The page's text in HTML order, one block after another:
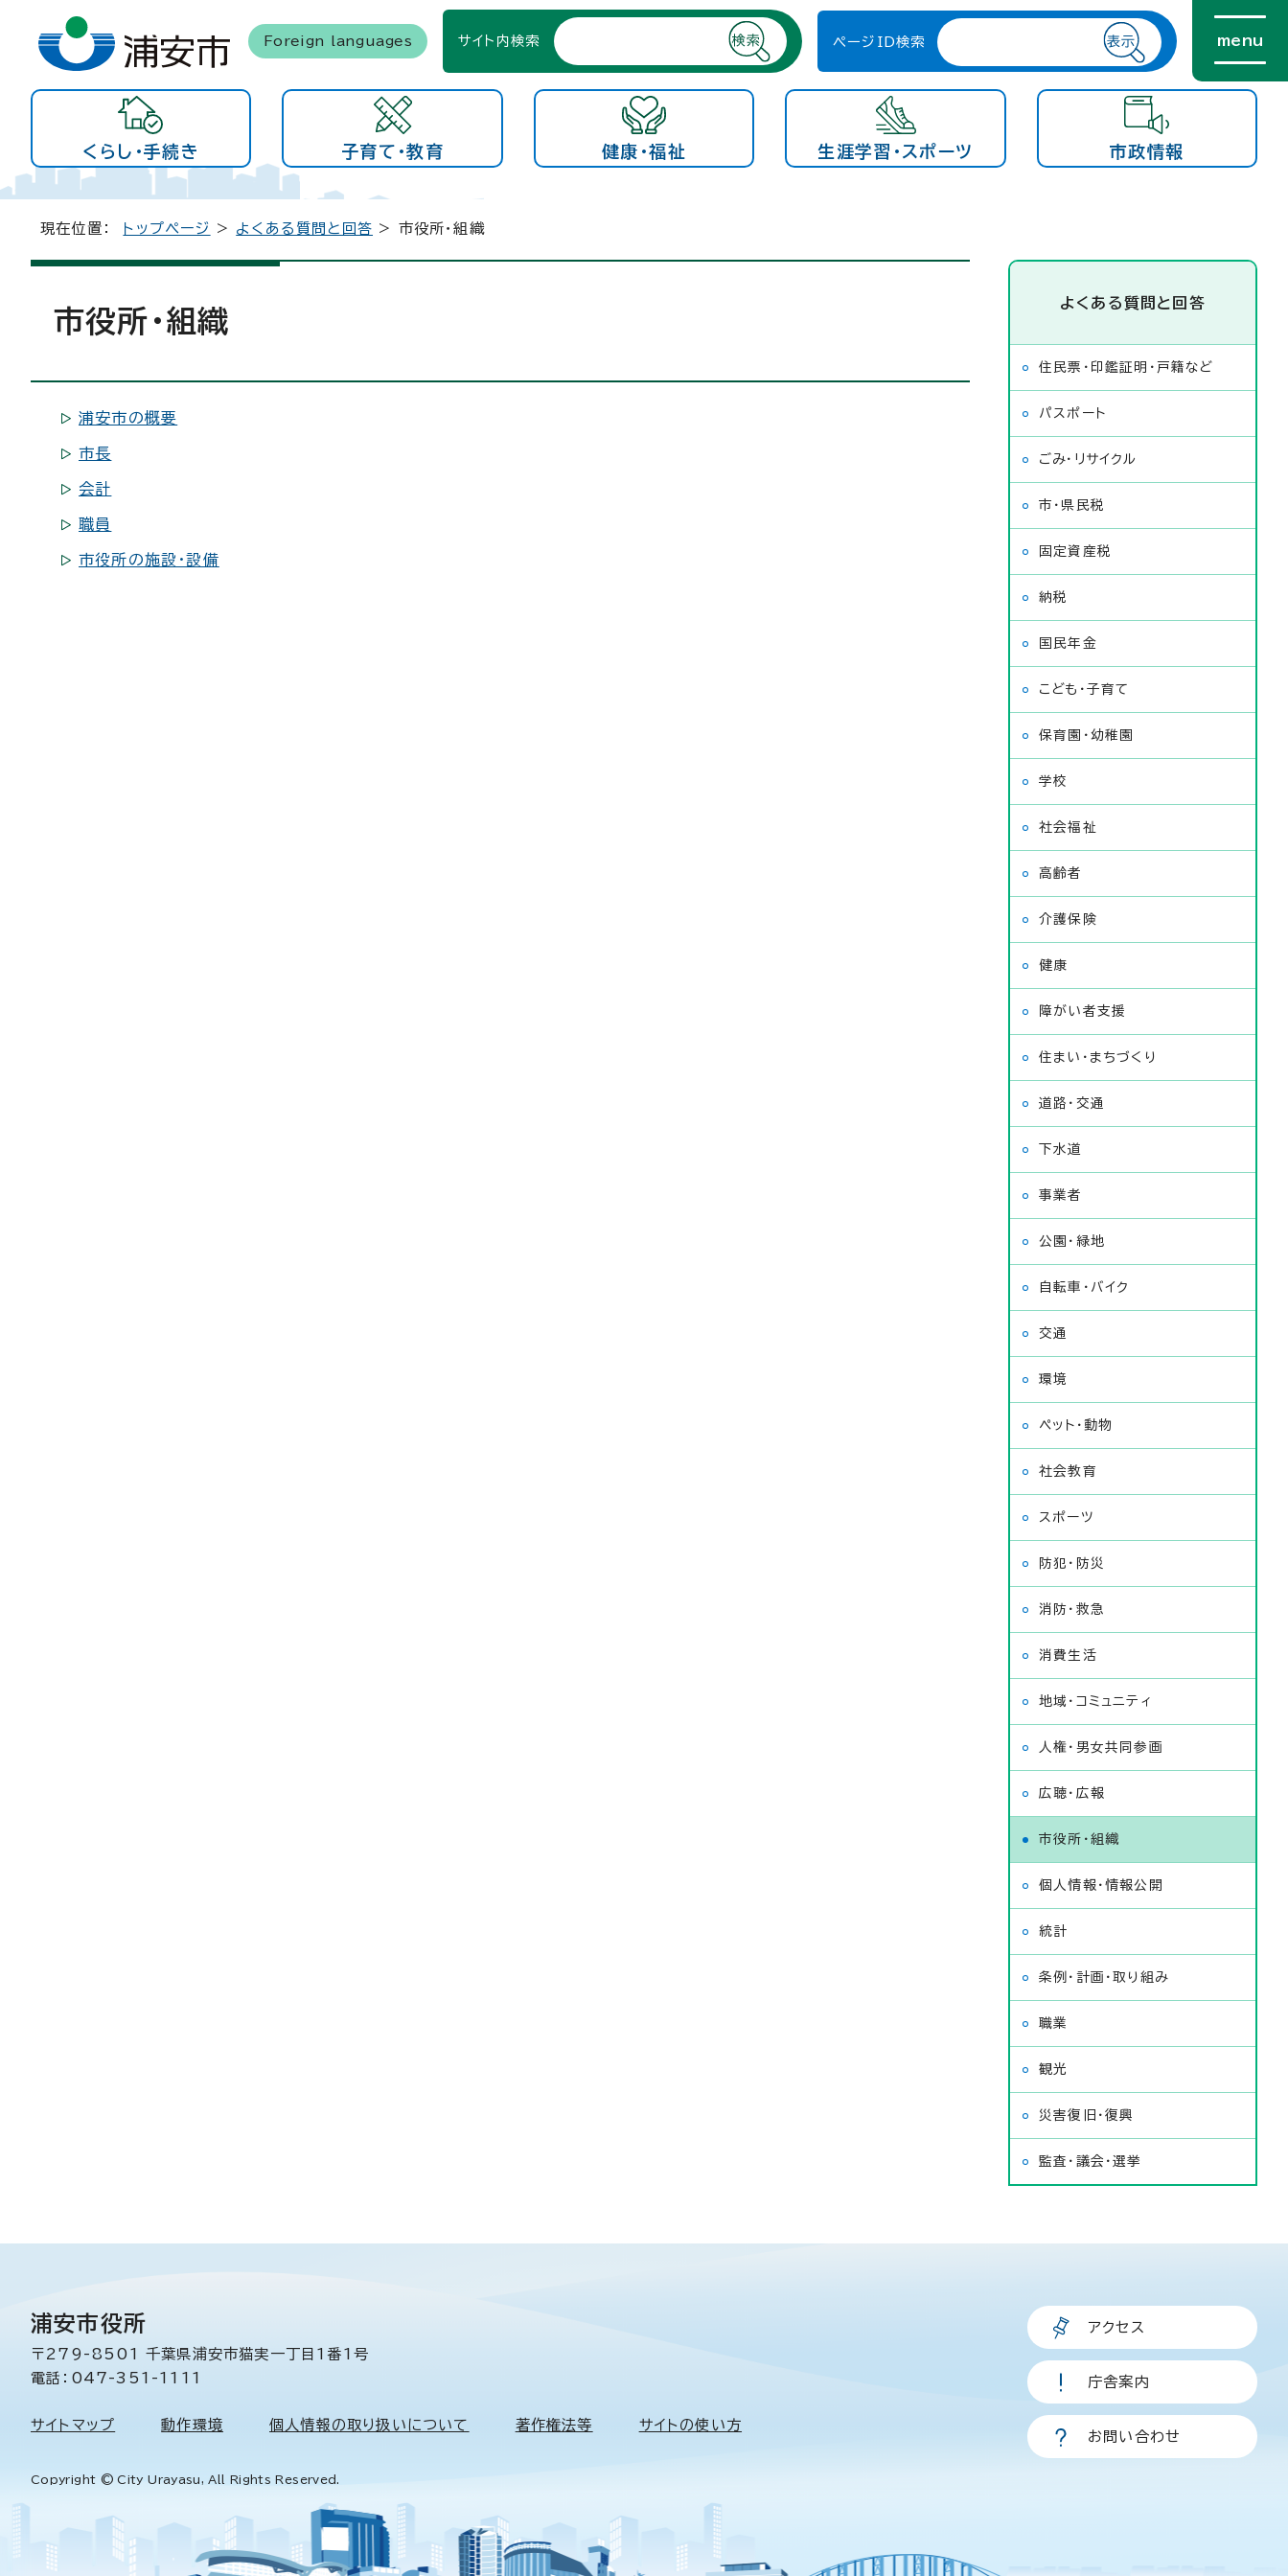
Foreign languages サイト内検索 ページID検索 menu
くらし・手続き 子育て・教育 健康・福祉 生涯学習・スポーツ 市政情報
現在位置： トップページ > よくある質問と回答 > 市役所・組織
市役所・組織
浦安市の概要
市長
会計
職員
市役所の施設・設備
よくある質問と回答
住民票・印鑑証明・戸籍など
パスポート
ごみ・リサイクル
市・県民税
固定資産税
納税
国民年金
こども・子育て
保育園・幼稚園
学校
社会福祉
高齢者
介護保険
健康
障がい者支援
住まい・まちづくり
道路・交通
下水道
事業者
公園・緑地
自転車・バイク
交通
環境
ペット・動物
社会教育
スポーツ
防犯・防災
消防・救急
消費生活
地域・コミュニティ
人権・男女共同参画
広聴・広報
市役所・組織
個人情報・情報公開
統計
条例・計画・取り組み
職業
観光
災害復旧・復興
監査・議会・選挙
浦安市役所
〒279-8501 千葉県浦安市猫実一丁目1番1号
電話：047-351-1111
サイトマップ 動作環境 個人情報の取り扱いについて 著作権法等 サイトの使い方
アクセス
庁舎案内
お問い合わせ
Copyright © City Urayasu, All Rights Reserved.